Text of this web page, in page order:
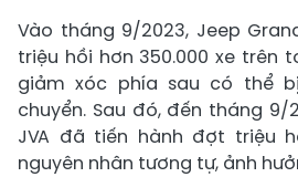
Vào tháng 9/2023, Jeep
triệu hồi hơn 350.000 xe trên
giảm xóc phía sau có thể
chuyển. Sau đó, đến tháng 9/
JVA đã tiến hành đợt triệu
nguyên nhân tương tự, ảnh